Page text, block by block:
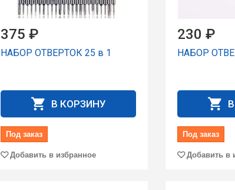
375 ₽
НАБОР ОТВЕРТОК 25 в 1
В КОРЗИНУ
Под заказ
Добавить в избранное
230 ₽
НАБОР
Под заказ
Добавить в